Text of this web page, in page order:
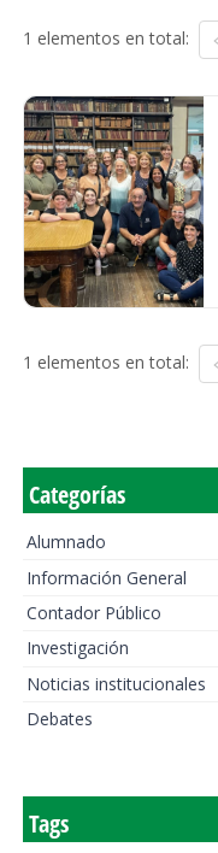
1 elementos en total:
1 elementos en total:
Categorías
Alumnado
Información General
Contador Público
Investigación
Noticias institucionales
Debates
Tags